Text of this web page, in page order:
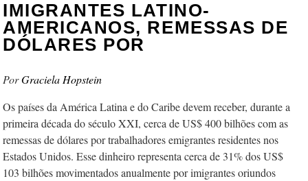
IMIGRANTES LATINO-
AMERICANOS, REMESSAS DE
DÓLARES POR
Graciela Hopstein
Os países da América Latina e do Caribe devem receber, durante a
primeira década do século XXI, cerca de US$ 400 bilhões com as
remessas de dólares por trabalhadores emigrantes residentes nos
Estados Unidos. Esse dinheiro representa cerca de 31% dos US$
103 bilhões movimentados anualmente por imigrantes oriundos